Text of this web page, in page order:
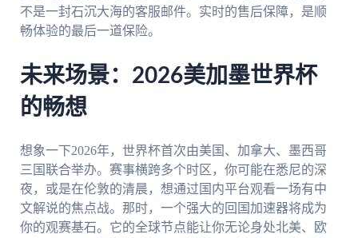
不是一封石沉大海的客服邮件。实时的售后保障，是顺
畅体验的最后一道保险。
未来场景：2026美加墨世界杯
的畅想
想象一下2026年，世界杯首次由美国、加拿大、墨西哥
三国联合举办。赛事横跨多个时区，你可能在悉尼的深
夜，或是在伦敦的清晨，想通过国内平台观看一场有中
文解说的焦点战。那时，一个强大的回国加速器将成为
你的观赛基石。它的全球节点能让你无论身处北美、欧